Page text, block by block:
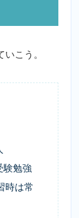
こう。
験勉強
時は常